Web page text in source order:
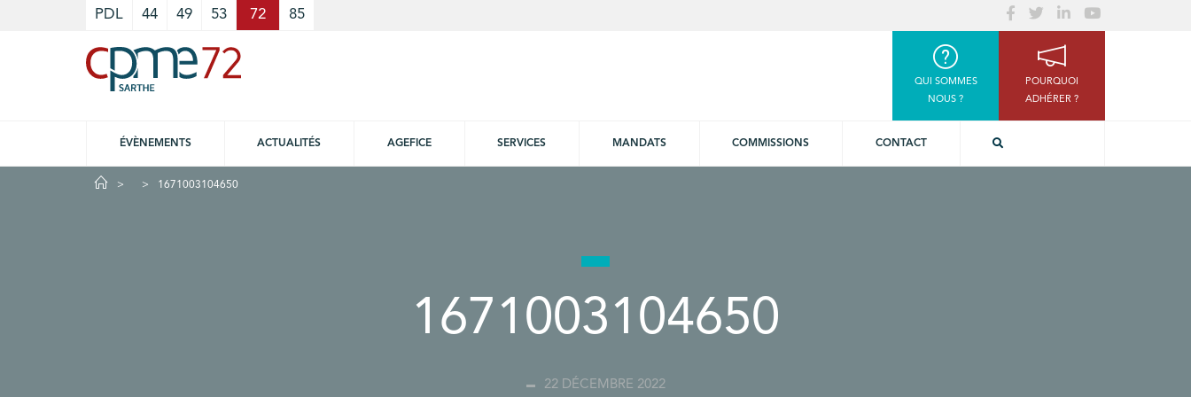
PDL 44 49 53 72 85
QUI SOMMES
NOUS ?
POURQUOI
ADHÉRER ?
ÉVÈNEMENTS ACTUALITÉS AGEFICE SERVICES MANDATS COMMISSIONS CONTACT
1671003104650
1671003104650
22 DÉCEMBRE 2022
Cookies management panel